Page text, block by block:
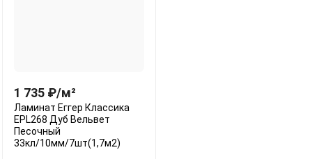
1 735 ₽/м²
Ламинат Еггер Классика
EPL268 Дуб Вельвет
Песочный
33кл/10мм/7шт(1,7м2)